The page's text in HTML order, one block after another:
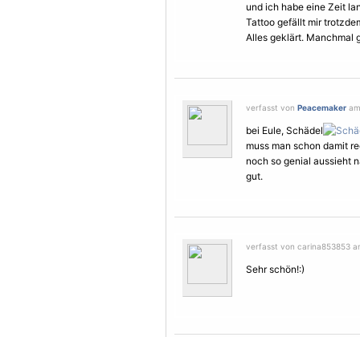
und ich habe eine Zeit
Tattoo gefällt mir
Alles geklärt. Manchmal
verfasst von Peacemaker
bei Eule, Schädel
muss man schon damit
noch so genial aussieht
gut.
verfasst von carina853853
Sehr schön!:)